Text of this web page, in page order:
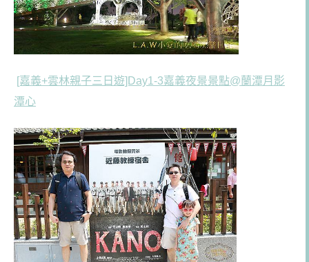
[嘉義+雲林親子三日遊]Day1-3嘉義夜景景點@蘭潭月影
潭心